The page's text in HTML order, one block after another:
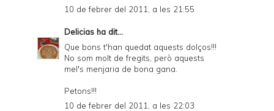
10 de febrer del 2011, a les 21:55
Delicias ha dit...
Que bons t'han quedat aquests dolços!!!
No som molt de fregits, però aquests
mel's menjaria de bona gana.
Petons!!!
10 de febrer del 2011, a les 22:03